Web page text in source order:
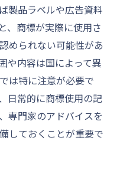
製品ラベルや広告資料
、商標が実際に使用さ
められない可能性があ
や内容は国によって異
は特に注意が必要で
日常的に商標使用の記
専門家のアドバイスを
しておくことが重要で